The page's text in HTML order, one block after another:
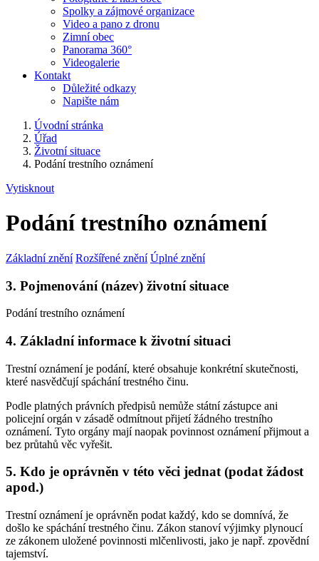
Spolky a zájmové organizace
Video a pano z dronu
Zimní obec
Panorama 360°
Videogalerie
Kontakt
Důležité odkazy
Napište nám
Úvodní stránka
Úřad
Životní situace
Podání trestního oznámení
Vytisknout
Podání trestního oznámení
Základní znění Rozšířené znění Úplné znění
3. Pojmenování (název) životní situace
Podání trestního oznámení
4. Základní informace k životní situaci
Trestní oznámení je podání, které obsahuje konkrétní skutečnosti,
které nasvědčují spáchání trestného činu.
Podle platných právních předpisů nemůže státní zástupce ani
policejní orgán v zásadě odmítnout přijetí žádného trestního
oznámení. Tyto orgány mají naopak povinnost oznámení přijmout a
bez průtahů věc vyřešit.
5. Kdo je oprávněn v této věci jednat (podat žádost
apod.)
Trestní oznámení je oprávněn podat každý, kdo se domnívá, že
došlo ke spáchání trestného činu. Zákon stanoví výjimky plynoucí
ze zákonem uložené povinnosti mlčenlivosti, jako je např. zpovědní
tajemství.